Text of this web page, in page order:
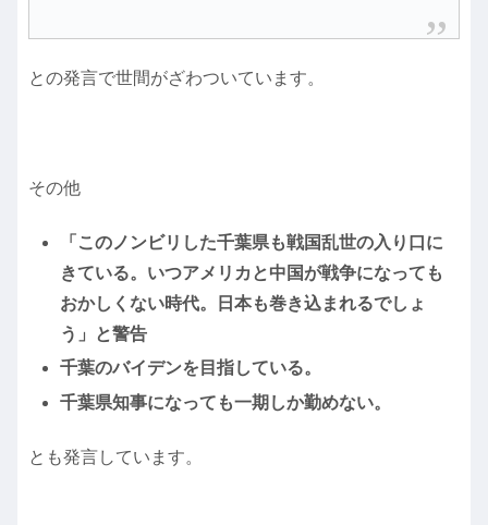
との発言で世間がざわついています。
その他
「このノンビリした千葉県も戦国乱世の入り口に
きている。いつアメリカと中国が戦争になっても
おかしくない時代。日本も巻き込まれるでしょ
う」と警告
千葉のバイデンを目指している。
千葉県知事になっても一期しか勤めない。
とも発言しています。